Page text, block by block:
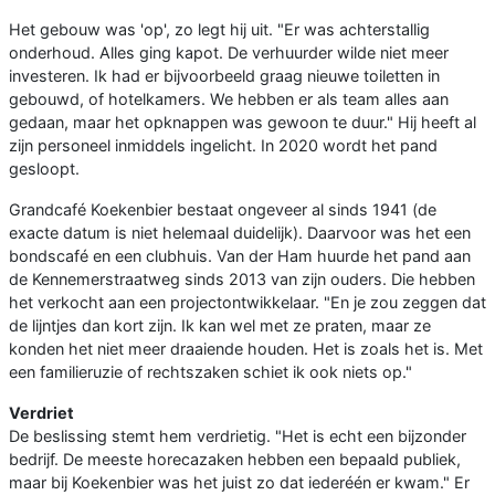
Het gebouw was 'op', zo legt hij uit. "Er was achterstallig
onderhoud. Alles ging kapot. De verhuurder wilde niet meer
investeren. Ik had er bijvoorbeeld graag nieuwe toiletten in
gebouwd, of hotelkamers. We hebben er als team alles aan
gedaan, maar het opknappen was gewoon te duur." Hij heeft al
zijn personeel inmiddels ingelicht. In 2020 wordt het pand
gesloopt.
Grandcafé Koekenbier bestaat ongeveer al sinds 1941 (de
exacte datum is niet helemaal duidelijk). Daarvoor was het een
bondscafé en een clubhuis. Van der Ham huurde het pand aan
de Kennemerstraatweg sinds 2013 van zijn ouders. Die hebben
het verkocht aan een projectontwikkelaar. "En je zou zeggen dat
de lijntjes dan kort zijn. Ik kan wel met ze praten, maar ze
konden het niet meer draaiende houden. Het is zoals het is. Met
een familieruzie of rechtszaken schiet ik ook niets op."
Verdriet
De beslissing stemt hem verdrietig. "Het is echt een bijzonder
bedrijf. De meeste horecazaken hebben een bepaald publiek,
maar bij Koekenbier was het juist zo dat iederéén er kwam." Er